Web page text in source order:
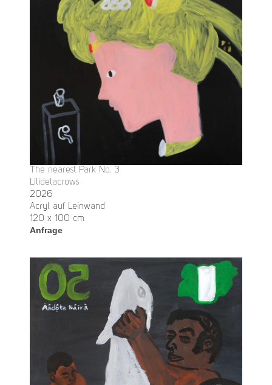
The nearest Park No. 3
Lilidelacrows
2026
Acryl auf Leinwand
120 x 100 cm
Anfrage